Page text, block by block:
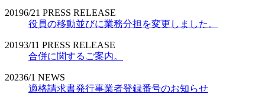
20196/21 PRESS RELEASE
役員の移動並びに業務分担を変更しました。
20193/11 PRESS RELEASE
合併に関するご案内。
20236/1 NEWS
適格請求書発行事業者登録番号のお知らせ